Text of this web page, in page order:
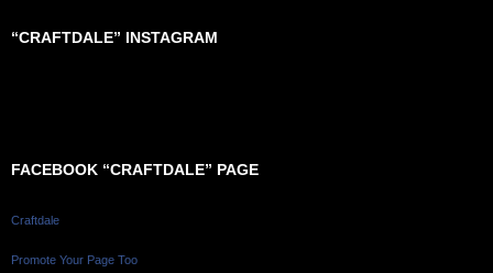
“CRAFTDALE” INSTAGRAM
FACEBOOK “CRAFTDALE” PAGE
Craftdale
Promote Your Page Too